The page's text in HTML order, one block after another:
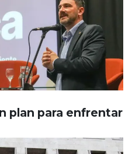
plan para enfrentar